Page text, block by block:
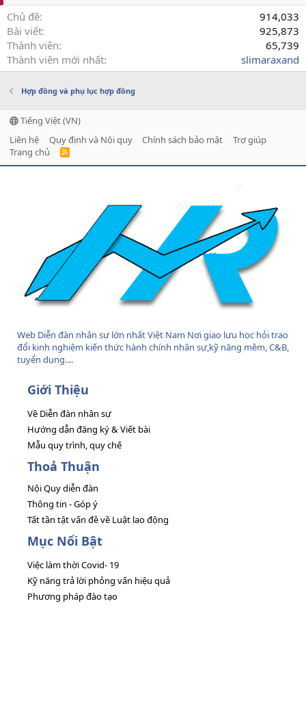
Chủ đề
914,033
Bài viết
925,873
Thành viên
65,739
Thành viên mới nhất
slimaraxand
Hợp đồng và phụ lục hợp đồng
Tiếng Việt (VN)
Liên hệ
Quy định và Nội quy Chính sách bảo mật
Trợ giúp
Trang chủ
R
Web Diễn đàn nhân sự lớn nhất Việt Nam Nơi giao lưu học hỏi trao
đổi kinh nghiệm kiến thức hành chính nhân sự,kỹ năng mềm, C&B,
tuyển dụng....
Giới Thiệu
Về Diễn đàn nhân sự
Hướng dẫn đăng ký & Viết bài
Mẫu quy trình, quy chế
Thoả Thuận
Nội Quy diễn đàn
Thông tin - Góp ý
Tất tần tật vấn đề về Luật lao động
Mục Nổi Bật
Việc làm thời Covid- 19
Kỹ năng trả lời phỏng vấn hiệu quả
Phương pháp đào tạo